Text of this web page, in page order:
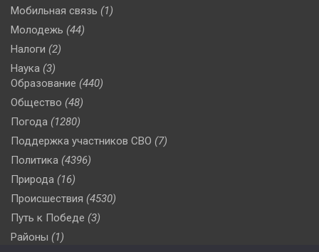
Мобильная связь (1)
Молодежь (44)
Налоги (2)
Наука (3)
Образование (440)
Общество (48)
Погода (1280)
Поддержка участников СВО (7)
Политика (4396)
Природа (16)
Происшествия (4530)
Путь к Победе (3)
Районы (1)